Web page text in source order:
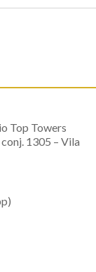
Top Towers
1305 – Vila